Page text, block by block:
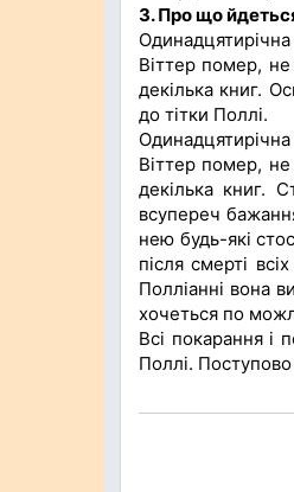
3. Про що
Віттер помер,
декілька книг.
до тітки Поллі.
Віттер помер,
декілька книг.
всупереч
нею будь-які
після смерті
Полліанні вона
хочеться по
Всі покарання і
Поллі. Поступово